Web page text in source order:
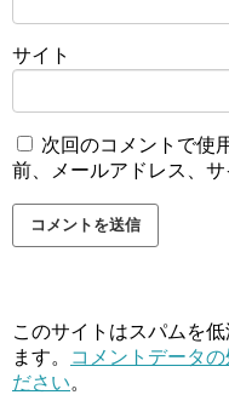
サイト
次回のコメントで使
前、メールアドレス、サ
このサイトはスパムを
ます。
コメントデータ
ださい。